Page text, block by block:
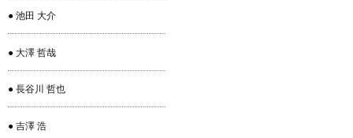
● 池田 大介
● 大澤 哲哉
● 長谷川 哲也
● 吉澤 浩